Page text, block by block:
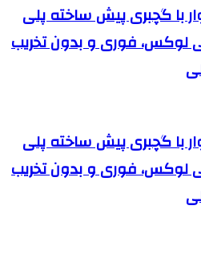
با گچبری پیش ساخته پلی
لوکس، فوری و بدون تخریب
با گچبری پیش ساخته پلی
لوکس، فوری و بدون تخریب